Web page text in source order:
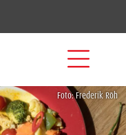
Foto: Frederik Röh